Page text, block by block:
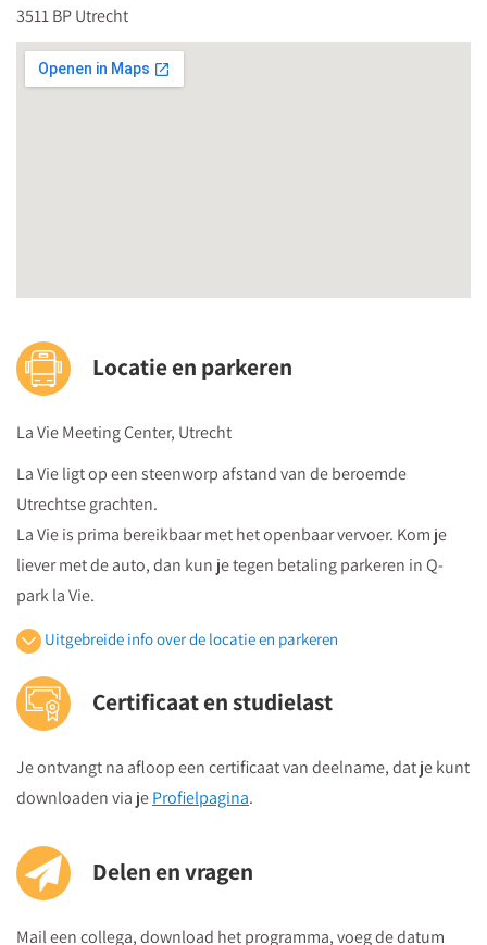
3511 BP Utrecht
Locatie en parkeren
La Vie Meeting Center, Utrecht
La Vie ligt op een steenworp afstand van de beroemde
Utrechtse grachten.
La Vie is prima bereikbaar met het openbaar vervoer. Kom je
liever met de auto, dan kun je tegen betaling parkeren in Q-
park la Vie.
Je volgt vanuit Utrecht Centraal Station de bewegwijzeringborden
vervolgens vanuit winkelcentrum "Hoog Catharijne" volgt u de
borden "Vredenburg".
(plein) en naast de Bijenkorf op de hoek
St.Jacobsstraat/Lange Viestraat.
Uitgebreide info over de locatie en parkeren
Certificaat en studielast
Je ontvangt na afloop een certificaat van deelname, dat je kunt
downloaden via jeProfielpagina.
Delen en vragen
Mail een collega, download het programma, voeg de datum